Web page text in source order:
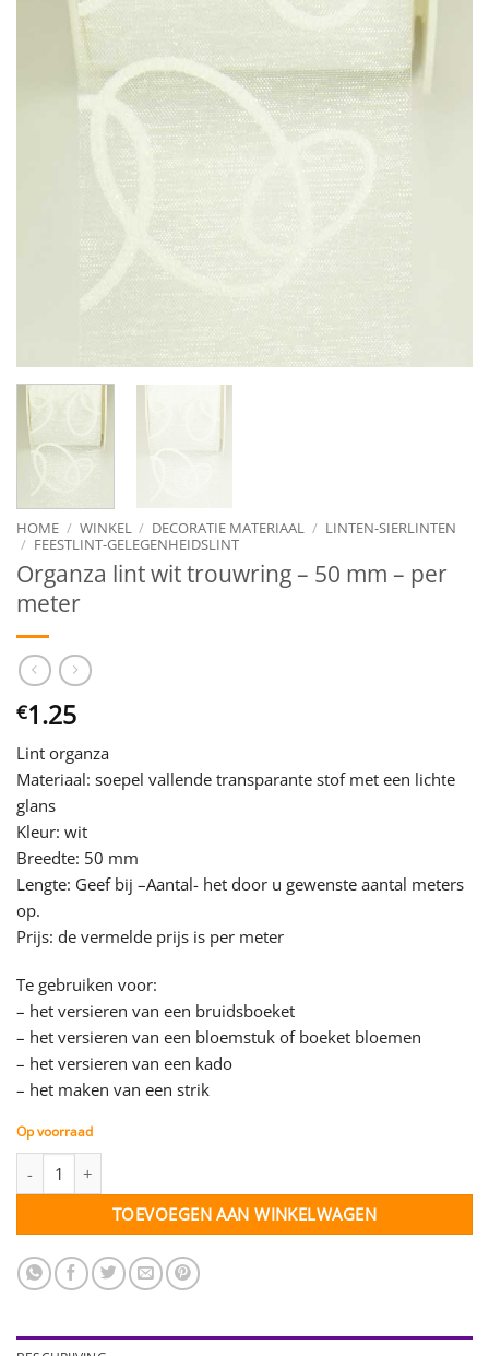
HOME / WINKEL / DECORATIE MATERIAAL / LINTEN-SIERLINTEN
/ FEESTLINT-GELEGENHEIDSLINT
Organza lint wit trouwring – 50 mm – per
meter
€1.25
Lint organza
Materiaal: soepel vallende transparante stof met een lichte
glans
Kleur: wit
Breedte: 50 mm
Lengte: Geef bij –Aantal- het door u gewenste aantal meters
op.
Prijs: de vermelde prijs is per meter
Te gebruiken voor:
– het versieren van een bruidsboeket
– het versieren van een bloemstuk of boeket bloemen
– het versieren van een kado
– het maken van een strik
Op voorraad
TOEVOEGEN AAN WINKELWAGEN